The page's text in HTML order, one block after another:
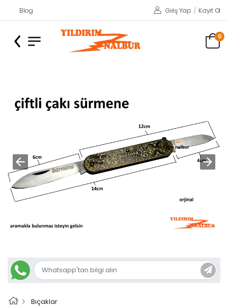
Blog Giriş Yap / Kayıt Ol
0
Bıçaklar